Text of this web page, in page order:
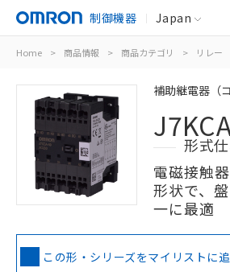
制御機器 Japan
Home > 商品情報 > 商品カテゴリ > リレー
補助継電器（
形式
電磁接触
形状で、
一に最適
この形・シリーズをマイリストに